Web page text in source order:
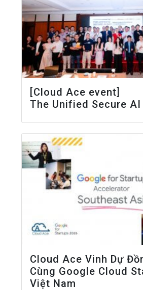
[Cloud Ace event]
The Unified Secure AI
Cloud Ace Vinh Dự
Cùng Google Cloud
Việt Nam